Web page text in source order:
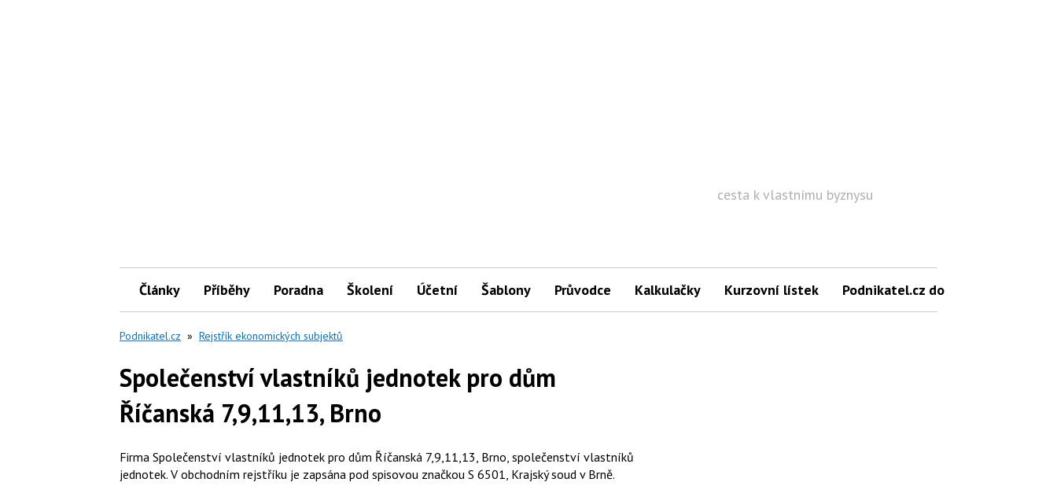
cesta k vlastnímu byznysu
Články Příběhy Poradna Školení Účetní Šablony Průvodce Kalkulačky Kurzovní lístek Podnikatel.cz do mailu
Podnikatel.cz » Rejstřík ekonomických subjektů
Společenství vlastníků jednotek pro dům
Říčanská 7,9,11,13, Brno
Firma Společenství vlastníků jednotek pro dům Říčanská 7,9,11,13, Brno, společenství vlastníků
jednotek. V obchodním rejstříku je zapsána pod spisovou značkou S 6501, Krajský soud v Brně.